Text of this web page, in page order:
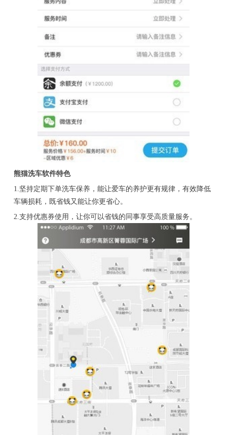
熊猫洗车软件特色
1.坚持定期下单洗车保养，能让爱车的养护更有规律，有效降低
车辆损耗，既省钱又能让你更省心。
2.支持优惠券使用，让你可以省钱的同事享受高质量服务。